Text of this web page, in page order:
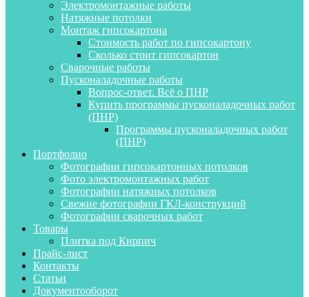
Электромонтажные работы
Натяжные потолки
Монтаж гипсокартона
Стоимость работ по гипсокартону
Сколько стоит гипсокартон
Сварочные работы
Пусконаладочные работы
Вопрос-ответ. Всё о ПНР
Купить программы пусконаладочных работ
(ПНР)
Программы пусконаладочных работ
(ПНР)
Портфолио
Фотографии гипсокартонных потолков
Фото электромонтажных работ
Фотографии натяжных потолков
Свежие фотографии ГКЛ-конструкций
Фотографии сварочных работ
Товары
Плитка под Кирпич
Прайс-лист
Контакты
Статьи
Документооборот